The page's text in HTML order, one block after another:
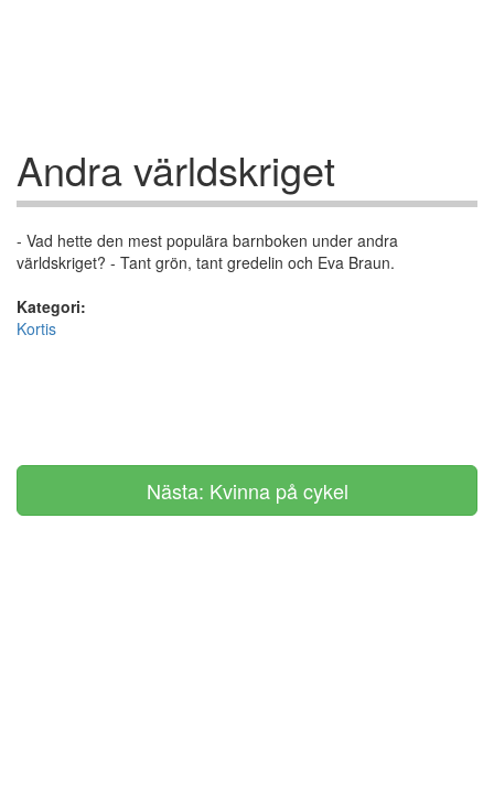
Andra världskriget
- Vad hette den mest populära barnboken under andra
världskriget? - Tant grön, tant gredelin och Eva Braun.
Kategori:
Kortis
Nästa: Kvinna på cykel